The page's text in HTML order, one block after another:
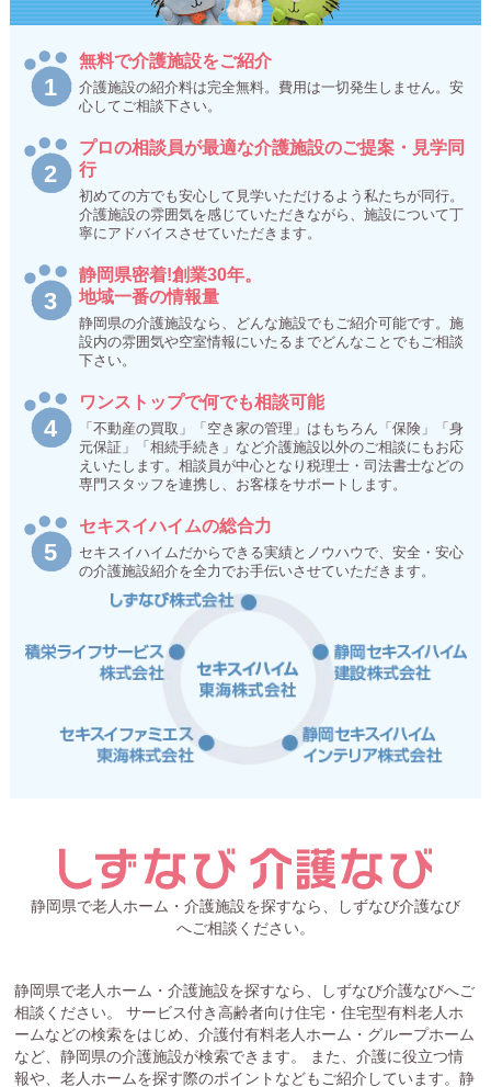
無料で介護施設をご紹介
介護施設の紹介料は完全無料。費用は一切発生しません。安
心してご相談下さい。
プロの相談員が最適な介護施設のご提案・見学同
行
初めての方でも安心して見学いただけるよう私たちが同行。
介護施設の雰囲気を感じていただきながら、施設について丁
寧にアドバイスさせていただきます。
静岡県密着!創業30年。
地域一番の情報量
静岡県の介護施設なら、どんな施設でもご紹介可能です。施
設内の雰囲気や空室情報にいたるまでどんなことでもご相談
下さい。
ワンストップで何でも相談可能
「不動産の買取」「空き家の管理」はもちろん「保険」「身
元保証」「相続手続き」など介護施設以外のご相談にもお応
えいたします。相談員が中心となり税理士・司法書士などの
専門スタッフを連携し、お客様をサポートします。
セキスイハイムの総合力
セキスイハイムだからできる実績とノウハウで、安全・安心
の介護施設紹介を全力でお手伝いさせていただきます。
静岡県で老人ホーム・介護施設を探すなら、しずなび介護なび
へご相談ください。
静岡県で老人ホーム・介護施設を探すなら、しずなび介護なびへご
相談ください。 サービス付き高齢者向け住宅・住宅型有料老人ホ
ームなどの検索をはじめ、介護付有料老人ホーム・グループホーム
など、静岡県の介護施設が検索できます。 また、介護に役立つ情
報や、老人ホームを探す際のポイントなどもご紹介しています。静